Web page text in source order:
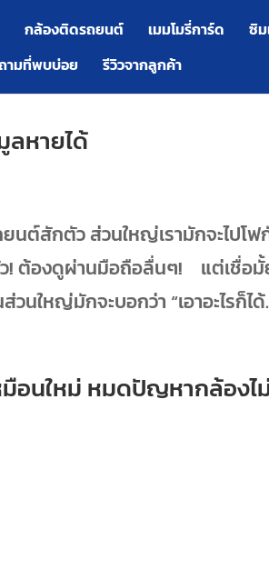
กล้องติดรถยนต์ เมมโมรี่การ์ด ซิ
ามที่พบบ่อย รีวิวจากลูกค้า
ลหายได้
นต์สักตัว ส่วนใหญ่เรามักจะไปโ
! ต้องดูผ่านมือถือลื่นๆ! แต่เชื่อมั้
หญ่มักจะบอกว่า “เอาอะไรก็ได้
มือนใหม่ หมดปัญหากล้องไ